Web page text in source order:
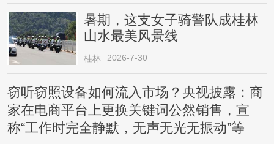
暑期，这支女子骑警队成桂林
山水最美风景线
桂林 2026-7-30
窃听窃照设备如何流入市场？央视披露：商
家在电商平台上更换关键词公然销售，宣
称“工作时完全静默，无声无光无振动”等